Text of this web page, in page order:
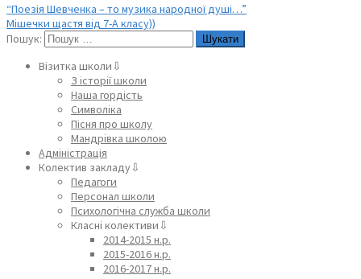
“Поезія Шевченка – то музика народної душі…”
Мішечки щастя від 7-А класу))
Пошук:
Візитка школи⇩
З історії школи
Наша гордість
Символіка
Пісня про школу
Мандрівка школою
Адміністрація
Колектив закладу⇩
Педагоги
Персонал школи
Психологічна служба школи
Класні колективи⇩
2014-2015 н.р.
2015-2016 н.р.
2016-2017 н.р.